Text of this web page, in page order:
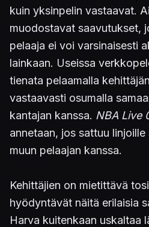
kuin yksinpelin vastaavat.
muodostavat saavutukset,
pelaaja ei voi varsinaisesti
lainkaan. Useissa
tienata pelaamalla
vastaavasti osumalla
kantajan kanssa. NBA Live
annetaan, jos sattuu
muun pelaajan kanssa.
Kehittäjien on mietittävä
hyödyntävät näitä erilaisia
Harva kuitenkaan uskaltaa